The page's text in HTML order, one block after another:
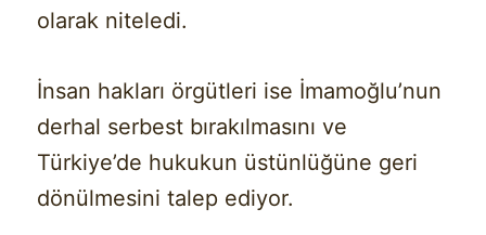
olarak niteledi.
İnsan hakları örgütleri ise İmamoğlu’nun
derhal serbest bırakılmasını ve
Türkiye’de hukukun üstünlüğüne geri
dönülmesini talep ediyor.